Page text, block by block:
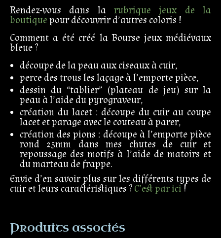
Rendez-vous dans la rubrique jeux de la
boutiquepour découvrir d’autres coloris !
Comment a été créé la Bourse jeux médiévaux
bleue ?
découpe de la peau aux ciseaux à cuir,
perce des trous les laçage à l’emporte pièce,
dessin du “tablier” (plateau de jeu) sur la
peau à l’aide du pyrograveur,
création du lacet : découpe du cuir au coupe
lacet et parage avec le couteau à parer,
création des pions : découpe à l’emporte pièce
rond 25mm dans mes chutes de cuir et
repoussage des motifs à l’aide de matoirs et
du marteau de frappe.
Envie d’en savoir plus sur les différents types de
cuir et leurs caractéristiques ?C’est par ici !
Produits associés